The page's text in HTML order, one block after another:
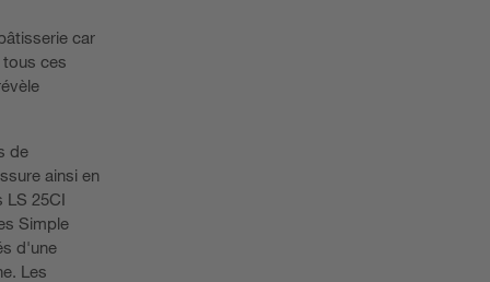
car
ces
de
ainsi en
LS 25CI
Simple
d'une
Les